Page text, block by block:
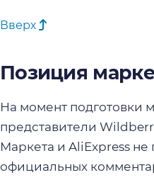
Вверх
Позиция
На момент подготовки
представители
Маркета и AliExpress не
официальных